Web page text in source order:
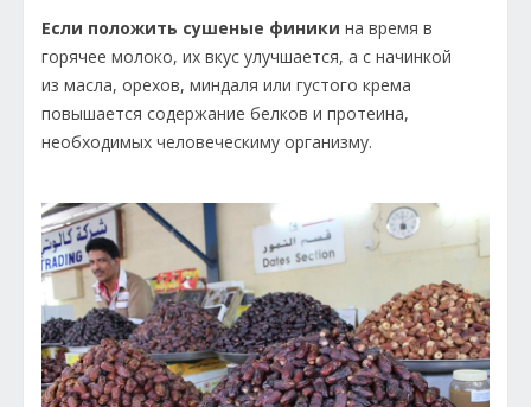
Если положить сушеные финики на время в
горячее молоко, их вкус улучшается, а с начинкой
из масла, орехов, миндаля или густого крема
повышается содержание белков и протеина,
необходимых человеческиму организму.